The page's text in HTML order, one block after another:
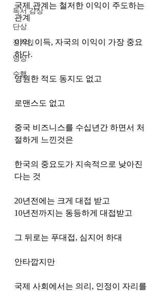
독서 감상
단상
정치인
명상
수행
국제 관계는 철저한 이익이 주도하는
관계
이익, 이득, 자국의 이익이 가장 중요
하다.
영원한 적도 동지도 없고
로맨스도 없고
중국 비즈니스를 수십년간 하면서 처
절하게 느낀것은
한국의 중요도가 지속적으로 낮아진
다는 것
20년전에는 크게 대접 받고
10년전까지는 동등하게 대접받고
그 뒤로는 푸대접, 심지어 하대
안타깝지만
국제 사회에서는 의리, 인정이 자리를